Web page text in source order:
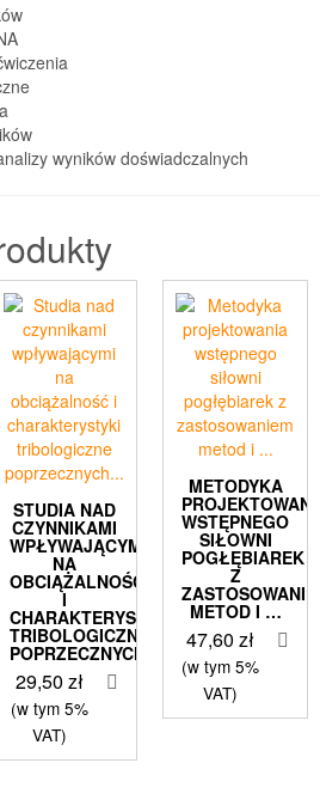
wyników doświadczalnych
STUDIA NAD
CZYNNIKAMI
WPŁYWAJĄCYMI
NA
OBCIĄŻALNOŚĆ
I
CHARAKTERYSTYKI
TRIBOLOGICZNE
POPRZECZNYCH…
29,50 zł
(w tym 5%
VAT)
METODYKA
PROJEKTOWANIA
WSTĘPNEGO
SIŁOWNI
POGŁĘBIAREK
Z
ZASTOSOWANIEM
METOD I …
47,60zł
(w tym 5%
VAT)